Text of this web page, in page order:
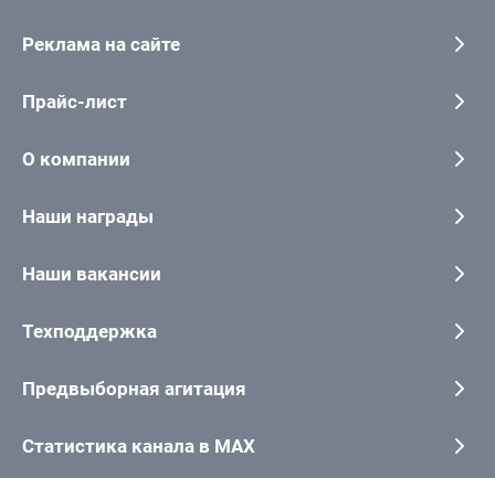
Реклама на сайте
Прайс-лист
О компании
Наши награды
Наши вакансии
Техподдержка
Предвыборная агитация
Статистика канала в MAX